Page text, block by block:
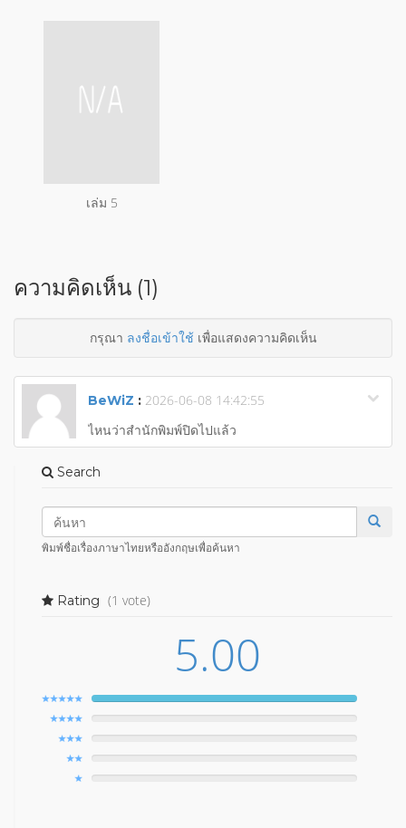
เล่ม 5
ความคิดเห็น (1)
กรุณา ลงชื่อเข้าใช้เพื่อแสดงความคิดเห็น
BeWiZ : 2026-06-08 14:42:55
ไหนว่าสำนักพิมพ์ปิดไปแล้ว
Search
พิมพ์ชื่อเรื่องภาษาไทยหรืออังกฤษเพื่อค้นหา
Rating (1 vote)
5.00